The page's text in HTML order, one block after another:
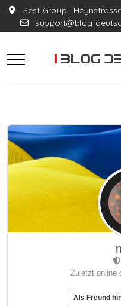
Sest Group |
support@blog-
Mobile Menu Toggle
Zuletzt online
Als Freund